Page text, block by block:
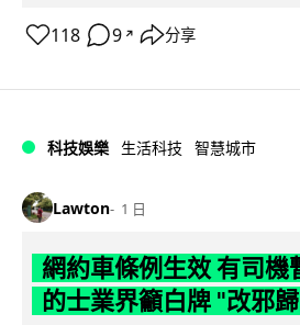
118 9 ↗ 分享
科技娛樂 生活科技 智慧城市
Lawton 1 日
網約車條例生效 有司機
的士業界籲白牌 "改邪